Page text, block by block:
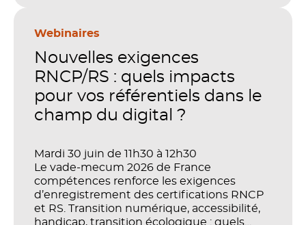
stratégique. Mais comment démontrer
investissements sur les compétences, la
productivité et la performance des
Webinaires
Nouvelles exigences
RNCP/RS : quels impacts
pour vos référentiels dans le
champ du digital ?
Mardi 30 juin de 11h30 à 12h30
Le vade-mecum 2026 de France
compétences renforce les exigences
d’enregistrement des certifications RNCP
et RS. Transition numérique, accessibilité,
handicap, transition écologique : quels